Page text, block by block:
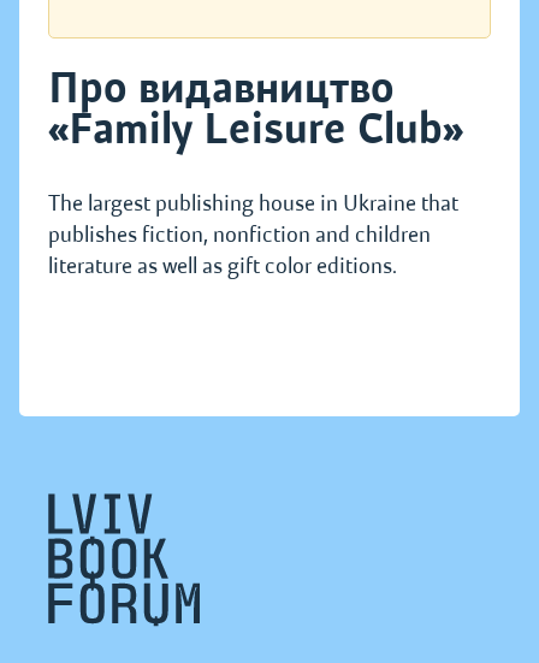
Про видавництво
«Family Leisure Club»
The largest publishing house in Ukraine that
publishes fiction, nonfiction and children
literature as well as gift color editions.